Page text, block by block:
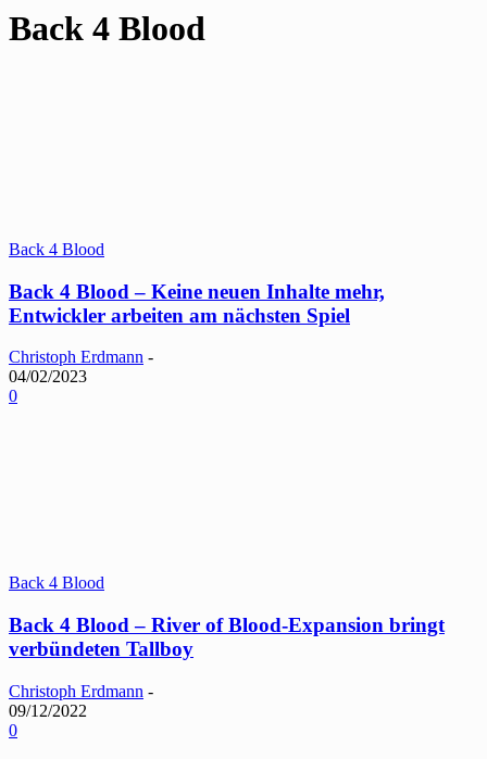
Back 4 Blood
Back 4 Blood
Back 4 Blood – Keine neuen Inhalte mehr,
Entwickler arbeiten am nächsten Spiel
Christoph Erdmann -
04/02/2023
0
Back 4 Blood
Back 4 Blood – River of Blood-Expansion bringt
verbündeten Tallboy
Christoph Erdmann -
09/12/2022
0